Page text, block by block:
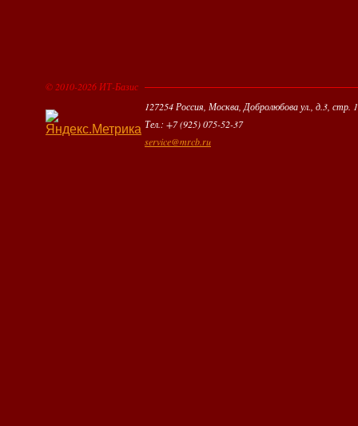
© 2010-2026 ИТ-Базис
127254 Россия, Москва, Добролюбова ул., д.3, стр. 1
Тел.: +7 (925) 075-52-37
service@mrcb.ru